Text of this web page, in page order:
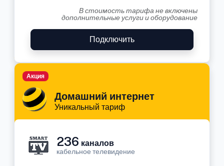
В стоимость тарифа не включены
дополнительные услуги и оборудование
Подключить
Домашний интернет
Уникальный тариф
Акция
236 каналов
кабельное телевидение